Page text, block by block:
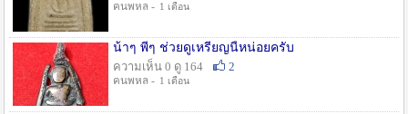
คนพหล - 1 เดือน
น้าๆ พี่ๆ ช่วยดูเหรียญนี้หน่อยครับ
ความเห็น 0 ดู 164
2
คนพหล - 1 เดือน